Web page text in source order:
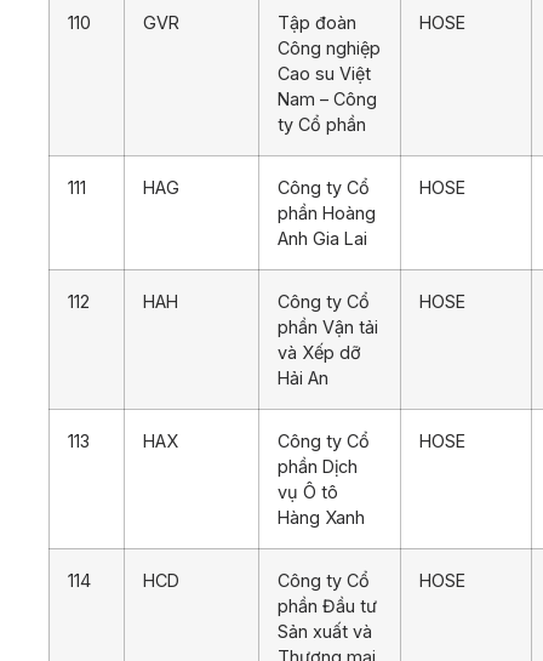
110 GVR
Tập đoàn
Công nghiệp
Cao su Việt
Nam – Công
ty Cổ phần
HOSE
111 HAG
Công ty Cổ
phần Hoàng
Anh Gia Lai
HOSE
112 HAH
Công ty Cổ
phần Vận tải
và Xếp dỡ
Hải An
HOSE
113 HAX
Công ty Cổ
phần Dịch
vụ Ô tô
Hàng Xanh
HOSE
114 HCD
Công ty Cổ
phần Đầu tư
Sản xuất và
HOSE